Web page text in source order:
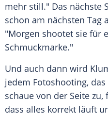
mehr still." Das nächste
schon am nächsten Tag
"Morgen shootet sie für
Schmuckmarke."
Und auch dann wird
jedem Fotoshooting,
schaue von der Seite zu,
dass alles korrekt läuft